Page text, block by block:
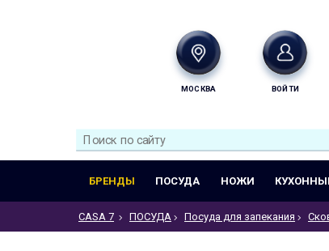
МОСКВА ВОЙТИ
БРЕНДЫ ПОСУДА НОЖИ
CASA 7 ПОСУДА Посуда для запекания